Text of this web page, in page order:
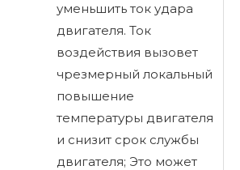
уменьшить ток удара
двигателя. Ток
воздействия вызовет
чрезмерный локальный
повышение
температуры двигателя
и снизит срок службы
двигателя; Это может